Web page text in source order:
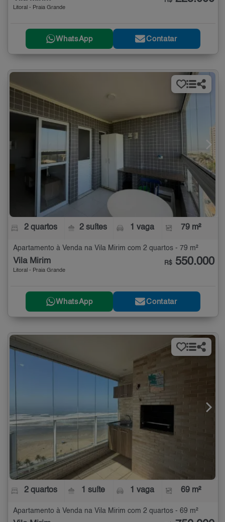
Litoral - Praia Grande
WhatsApp Contatar
2 quartos 2 suítes 1 vaga 79 m²
Apartamento à Venda na Vila Mirim com 2 quartos - 79 m²
Vila Mirim
Litoral - Praia Grande
R$ 550.000
WhatsApp Contatar
2 quartos 1 suíte 1 vaga 69 m²
Apartamento à Venda na Vila Mirim com 2 quartos - 69 m²